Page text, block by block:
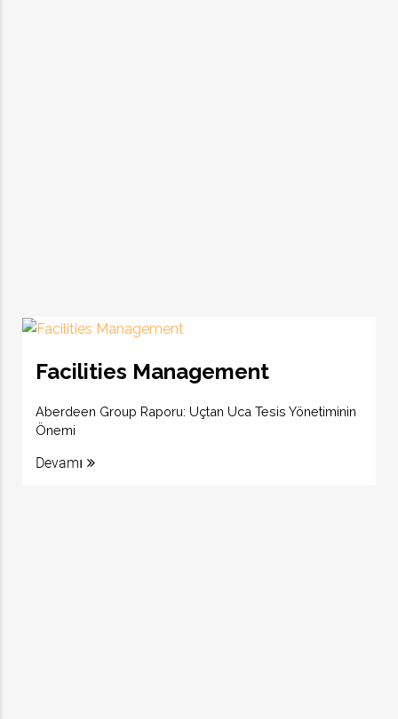
Facilities Management
Aberdeen Group Raporu: Uçtan Uca Tesis Yönetiminin
Önemi
Devamı